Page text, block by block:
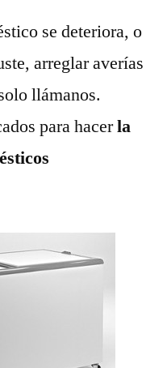
se deteriora, o
arreglar averías
llámanos.
para hacerla